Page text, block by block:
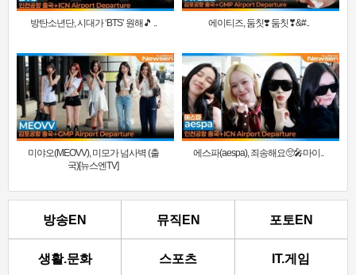
방탄소년단, 시대가 ‘BTS’ 원해🎵 .. 에이티즈, 둠칫❣️ 둠칫❣&#..
미야오(MEOVV), 미모가 넘사벽 (출
국)[뉴스엔TV]
에스파(aespa), 죄송해요🥺🎤마이..
방송EN 뮤직EN 포토EN
생활.문화 스포츠 IT.게임